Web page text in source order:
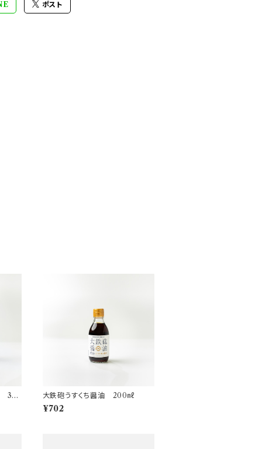
ポスト
36 大鉄砲うすくち醤油 200㎖
¥702